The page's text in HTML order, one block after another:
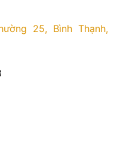
25, Bình Thạnh,